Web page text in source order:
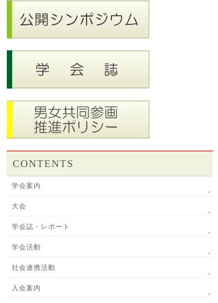
CONTENTS
学会案内
大会
学会誌・レポート
学会活動
社会連携活動
入会案内